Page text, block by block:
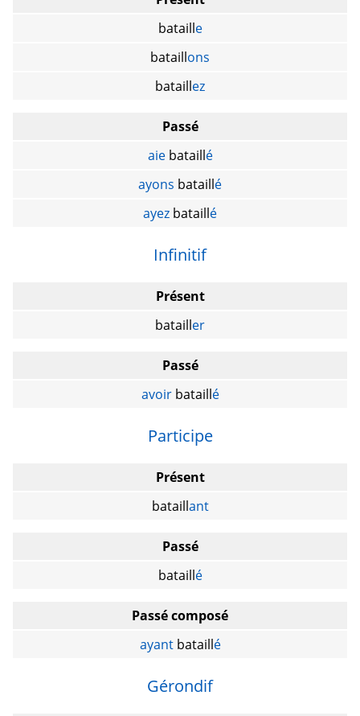
bataille
bataillons
bataillez
Passé
aiebataillé
ayons bataillé
ayez bataillé
Infinitif
Présent
batailler
Passé
avoirbataillé
Participe
Présent
bataillant
Passé
bataillé
Passé composé
ayantbataillé
Gérondif